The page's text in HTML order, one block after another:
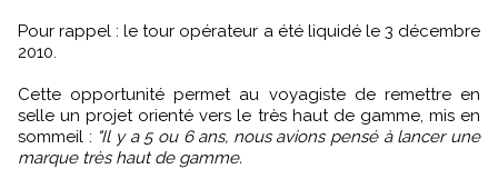
Pour rappel : le tour opérateur a été liquidé le 3 décembre
2010.
Cette opportunité permet au voyagiste de remettre en
selle un projet orienté vers le très haut de gamme, mis en
sommeil : "Il y a 5 ou 6 ans, nous avions pensé à lancer une
marque très haut de gamme.